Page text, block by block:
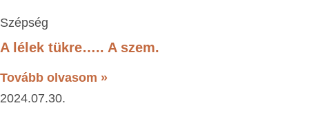
Szépség
A lélek tükre….. A szem.
Tovább olvasom »
2024.07.30.